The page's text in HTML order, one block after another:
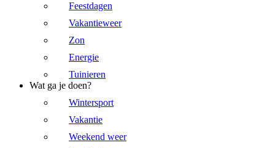
Feestdagen
Vakantieweer
Zon
Energie
Tuinieren
Wat ga je doen?
Wintersport
Vakantie
Weekend weer